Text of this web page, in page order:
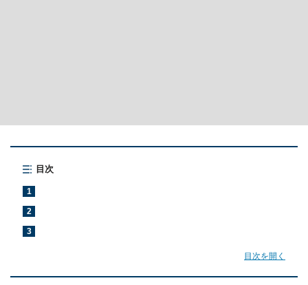
目次
1
2
3
目次を開く